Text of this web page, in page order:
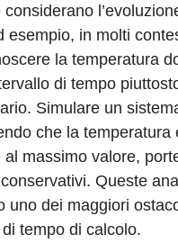
esempio, in molti
la temperatura
di tempo
Simulare un
che la temperatura
massimo valore,
Queste
uno dei maggiori
tempo di calcolo.